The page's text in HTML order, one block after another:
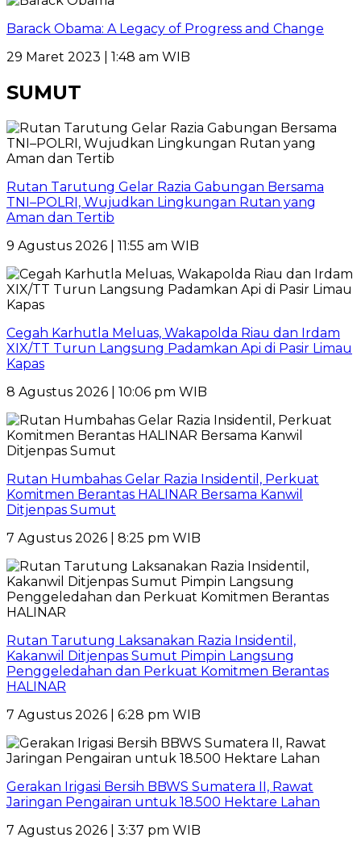
Barack Obama: A Legacy of Progress and Change
29 Maret 2023 | 1:48 am WIB
SUMUT
Rutan Tarutung Gelar Razia Gabungan Bersama
TNI–POLRI, Wujudkan Lingkungan Rutan yang
Aman dan Tertib
9 Agustus 2026 | 11:55 am WIB
Cegah Karhutla Meluas, Wakapolda Riau dan Irdam
XIX/TT Turun Langsung Padamkan Api di Pasir Limau
Kapas
8 Agustus 2026 | 10:06 pm WIB
Rutan Humbahas Gelar Razia Insidentil, Perkuat
Komitmen Berantas HALINAR Bersama Kanwil
Ditjenpas Sumut
7 Agustus 2026 | 8:25 pm WIB
Rutan Tarutung Laksanakan Razia Insidentil,
Kakanwil Ditjenpas Sumut Pimpin Langsung
Penggeledahan dan Perkuat Komitmen Berantas
HALINAR
7 Agustus 2026 | 6:28 pm WIB
Gerakan Irigasi Bersih BBWS Sumatera II, Rawat
Jaringan Pengairan untuk 18.500 Hektare Lahan
7 Agustus 2026 | 3:37 pm WIB